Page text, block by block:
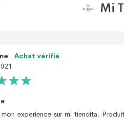
Mi
Achat vérifié
experience sur mi tiendita.